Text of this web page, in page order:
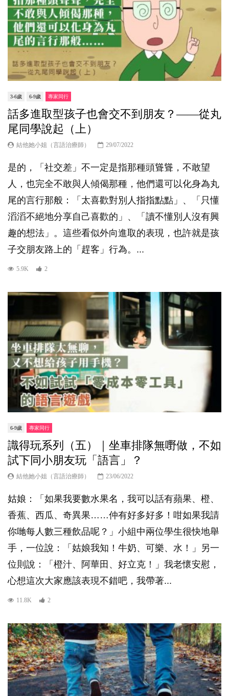
3-6歲 6-9歲 專家同行
話多進取型孩子也會交不到朋友？——從丸
尾同學說起（上）
結他她小姐（言語治療師） 29/07/2022
是的，「社交差」不一定是指那種頭聳聳，不敢望
人，也完全不敢與人傾偈那種，他們還可以化身為丸
尾的言行那般：「太喜歡對別人指指點點」、「只懂
滔滔不絕地分享自己喜歡的」、「讀不懂別人沒有興
趣的想法」。這些看似外向進取的表現，也許就是孩
子交朋友路上的「趕客」行為。...
5.9K 2
6-9歲 專家同行
識得玩系列（五）｜坐車排隊無嘢做，不如
試下同小朋友玩「語言」？
結他她小姐（言語治療師） 23/06/2022
姑娘：「如果我要數水果名，我可以話有蘋果、橙、
香蕉、西瓜、奇異果……仲有好多好多！咁如果我請
你哋每人數三種飲品呢？」小組中兩位學生很快地舉
手，一位說：「姑娘我知！牛奶、可樂、水！」另一
位則說：「橙汁、阿華田、好立克！」我老懷安慰，
心想這次大家應該表現不錯吧，我帶著...
11.8K 2